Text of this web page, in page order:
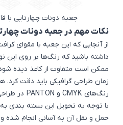
جعبه دونات چهارتایی با
نکات مهم در جعبه دونات
از آنجایی که این جعبه با مقوای
داشته باشید که رنگ‌ها بر روی این
ممکن است متفاوت از کاغذ دیده
زمان طراحی گرافیکی باید دقت کرد.
رنگ‌های CMYK و PANTON در طراحی گرافیکی خود بهره ببرید.
با توجه به تحویل این بسته بندی
حمل و نقل آن به آسانی انجام شده